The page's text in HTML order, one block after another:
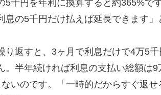
5千円を年利に換算すると約365%で
の5千円だけ払えば延長できます」
り返すと、3ヶ月で利息だけで4万5
。半年続ければ利息の支払い総額は
いのです。「一時的だからすぐ返